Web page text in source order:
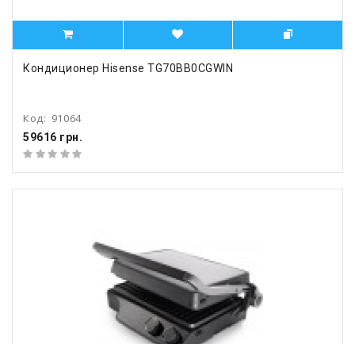
Кондиционер Hisense TG70BB0CGWIN
Код: 91064
59616 грн.